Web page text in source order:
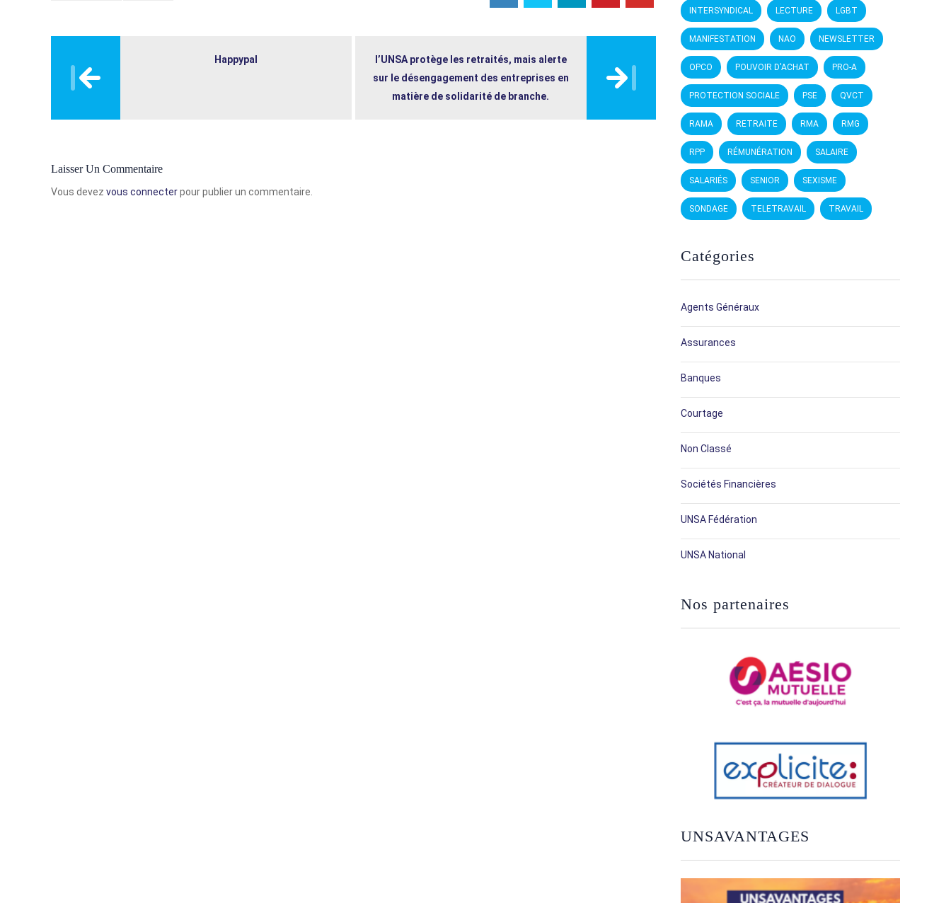
Happypal
l’UNSA protège les retraités, mais alerte
sur le désengagement des entreprises en
matière de solidarité de branche.
Laisser Un Commentaire
Vous devez vous connecterpour publier un commentaire.
INTERSYNDICAL LECTURE LGBT
MANIFESTATION NAO NEWSLETTER
OPCO POUVOIR D'ACHAT PRO-A
PROTECTION SOCIALE PSE QVCT
RAMA RETRAITE RMA RMG
RPP RÉMUNÉRATION SALAIRE
SALARIÉS SENIOR SEXISME
SONDAGE TELETRAVAIL TRAVAIL
Catégories
Agents Généraux
Assurances
Banques
Courtage
Non Classé
Sociétés Financières
UNSA Fédération
UNSA National
Nos partenaires
UNSAVANTAGES